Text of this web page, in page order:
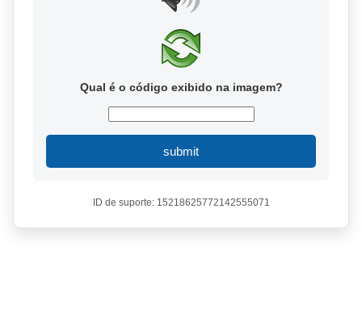
Qual é o código exibido na imagem?
submit
ID de suporte: 15218625772142555071